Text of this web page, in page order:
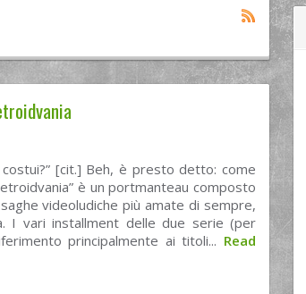
[cit.] Beh, è presto detto: come
è un portmanteau composto
videoludiche più amate di sempre,
I vari installment delle due serie (per
principalmente ai titoli... Read